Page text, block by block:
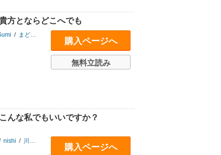
方とならどこへでも
/ まどろみ太郎 中村くらら
購入ページへ
無料立読み
んな私でもいいですか？
nishi / 川奈あさ
購入ページへ